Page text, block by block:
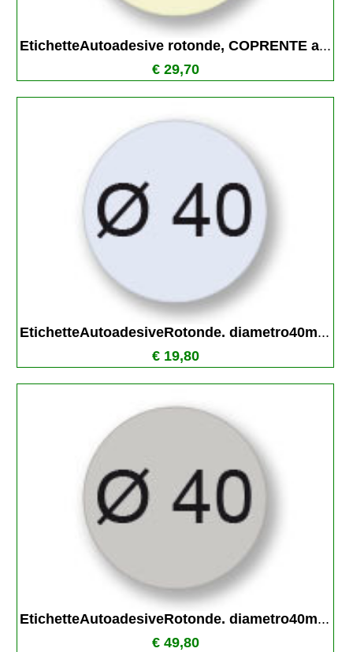
EtichetteAutoadesive rotonde, COPRENTE a...
€ 29,70
EtichetteAutoadesiveRotonde. diametro40m...
€ 19,80
EtichetteAutoadesiveRotonde. diametro40m...
€ 49,80